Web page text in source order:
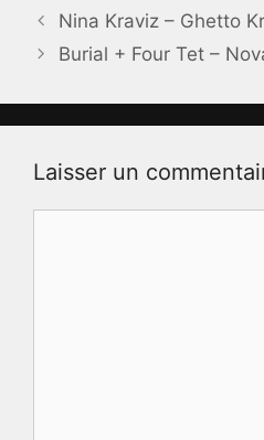
Nina Kraviz – Ghetto
Burial + Four Tet –
Laisser un